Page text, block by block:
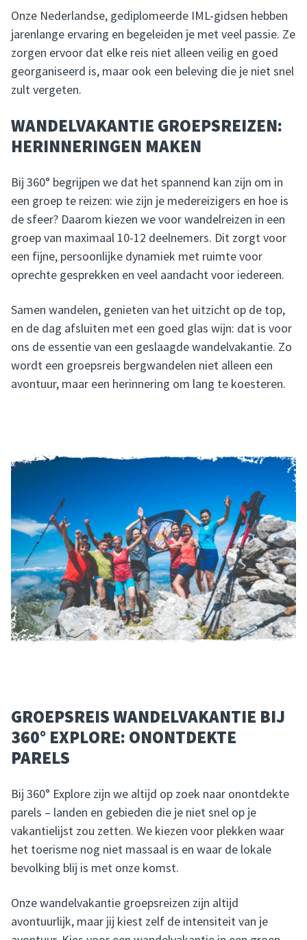
Onze Nederlandse, gediplomeerde IML-gidsen hebben
jarenlange ervaring en begeleiden je met veel passie. Ze
zorgen ervoor dat elke reis niet alleen veilig en goed
georganiseerd is, maar ook een beleving die je niet snel
zult vergeten.
WANDELVAKANTIE GROEPSREIZEN:
HERINNERINGEN MAKEN
Bij 360° begrijpen we dat het spannend kan zijn om in
een groep te reizen: wie zijn je medereizigers en hoe is
de sfeer? Daarom kiezen we voor wandelreizen in een
groep van maximaal 10-12 deelnemers. Dit zorgt voor
een fijne, persoonlijke dynamiek met ruimte voor
oprechte gesprekken en veel aandacht voor iedereen.
Samen wandelen, genieten van het uitzicht op de top,
en de dag afsluiten met een goed glas wijn: dat is voor
ons de essentie van een geslaagde wandelvakantie. Zo
wordt een groepsreis bergwandelen niet alleen een
avontuur, maar een herinnering om lang te koesteren.
GROEPSREIS WANDELVAKANTIE BIJ
360° EXPLORE: ONONTDEKTE
PARELS
Bij 360° Explore zijn we altijd op zoek naar onontdekte
parels – landen en gebieden die je niet snel op je
vakantielijst zou zetten. We kiezen voor plekken waar
het toerisme nog niet massaal is en waar de lokale
bevolking blij is met onze komst.
Onze wandelvakantie groepsreizen zijn altijd
avontuurlijk, maar jij kiest zelf de intensiteit van je